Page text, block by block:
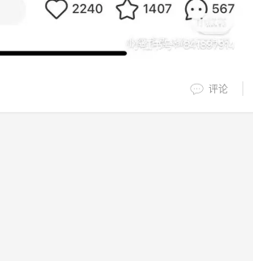
评论